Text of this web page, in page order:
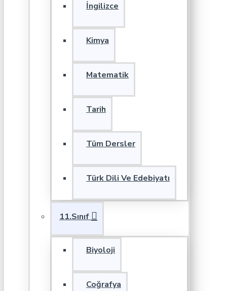
İngilizce
Kimya
Matematik
Tarih
Tüm Dersler
Türk Dili Ve Edebiyatı
11.Sınıf
Biyoloji
Coğrafya